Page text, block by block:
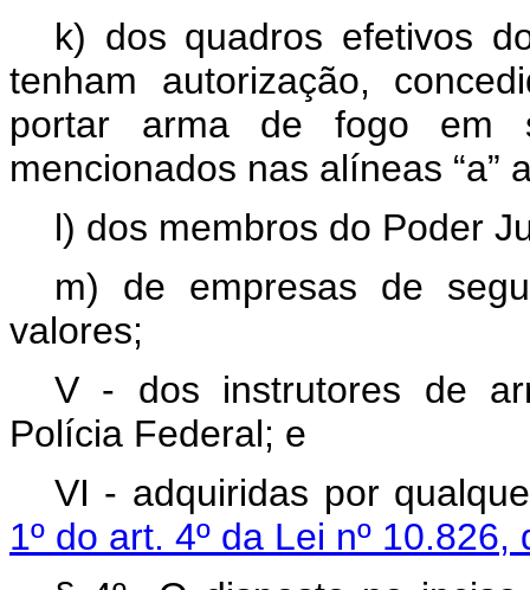
k) dos quadros efetivos
tenham autorização,
portar arma de fogo em
mencionados nas alíneas “a” a
l) dos membros do Poder
m) de empresas de
valores;
V - dos instrutores de
Polícia Federal; e
VI - adquiridas por
1º do art. 4º da Lei nº 10.826,